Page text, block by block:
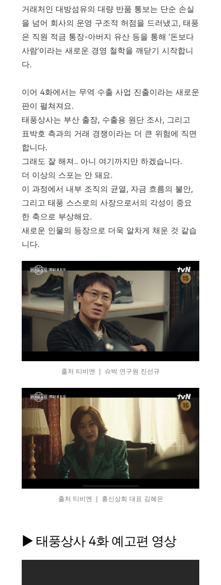
거래처인 대방섬유의 대량 반품 통보는 단순 손실
을 넘어 회사의 운영 구조적 허점을 드러냈고, 태풍
은 직원 적금 통장-아버지 유산 등을 통해 ‘돈보다
사람’이라는 새로운 경영 철학을 깨닫기 시작합니
다.
이어 4화에서는 무역 수출 사업 진출이라는 새로운
판이 펼쳐져요.
태풍상사는 부산 출장, 수출용 원단 조사, 그리고
표박호 측과의 거래 경쟁이라는 더 큰 위험에 직면
합니다.
그래도 잘 해져.. 아니 여기까지만 하겠습니다.
더 이상의 스포는 안 돼요.
이 과정에서 내부 조직의 균열, 자금 흐름의 불안,
그리고 태풍 스스로의 사장으로서의 각성이 중요
한 축으로 부상해요.
새로운 인물의 등장으로 더욱 알차게 채운 것 같습
니다.
출처 티비엔 ❘ 슈박 연구원 진선규
출처 티비엔 ❘ 홍신상회 대표 김혜은
▶ 태풍상사 4화 예고편 영상